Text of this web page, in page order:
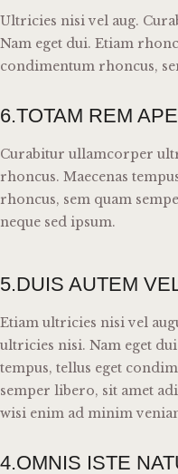
Ultricies nisi vel aug.
Nam eget dui. Etiam
condimentum rhoncus,
6.TOTAM REM
Curabitur ullamcorper
rhoncus. Maecenas
rhoncus, sem quam
neque sed ipsum.
5.DUIS AUTEM
Etiam ultricies nisi vel
ultricies nisi. Nam eget
tempus, tellus eget
semper libero, sit amet
wisi enim ad minim
4.OMNIS ISTE